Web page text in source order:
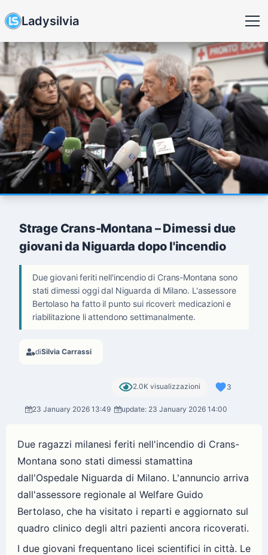
Ladysilvia
Strage Crans-Montana – Dimessi due
giovani da Niguarda dopo l'incendio
Due giovani feriti nell'incendio di Crans-Montana sono
stati dimessi oggi dal Niguarda di Milano. L'assessore
Bertolaso ha fatto il punto sui ricoveri: medicazioni e
riabilitazione li attendono settimanalmente.
diSilvia Carrassi
2.0K visualizzazioni 3
23 January 2026 13:49 update: 23 January 2026 14:00
Due ragazzi milanesi feriti nell'incendio di Crans-
Montana sono stati dimessi stamattina
dall'Ospedale Niguarda di Milano. L'annuncio arriva
dall'assessore regionale al Welfare Guido
Bertolaso, che ha visitato i reparti e aggiornato sul
quadro clinico degli altri pazienti ancora ricoverati.
I due giovani frequentano licei scientifici in città. Le